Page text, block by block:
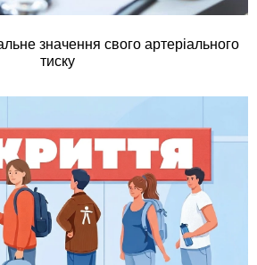
значення свого артеріального
тиску